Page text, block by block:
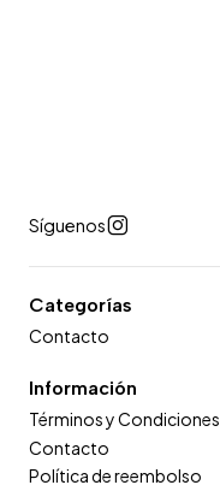
Síguenos
Categorías
Contacto
Información
Términos y Condiciones
Contacto
Política de reembolso